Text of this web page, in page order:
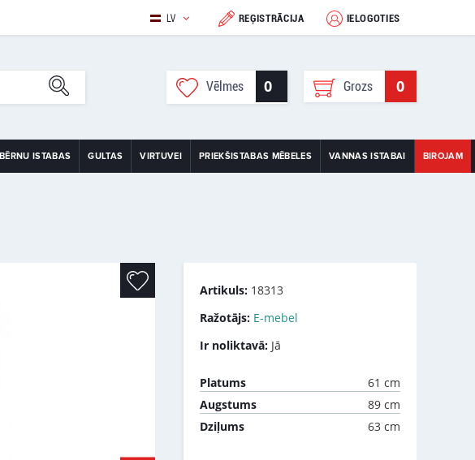
LV REĢISTRĀCIJA IELOGOTIES
Vēlmes 0 Grozs 0
BĒRNU ISTABAS GULTAS VIRTUVEI PRIEKŠISTABAS MĒBELES VANNAS ISTABAI BIROJAM
Artikuls: 18313
Ražotājs: E-mebel
Ir noliktavā: Jā
Platums
61 cm
Augstums
89 cm
Dziļums
63 cm